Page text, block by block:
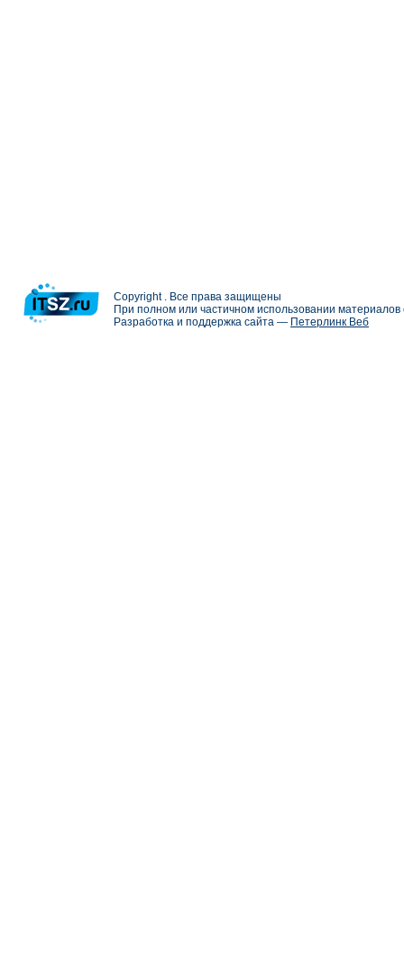
Copyright . Все права защищены
При полном или частичном использовании
Разработка и поддержка сайта — Петерлинк Веб